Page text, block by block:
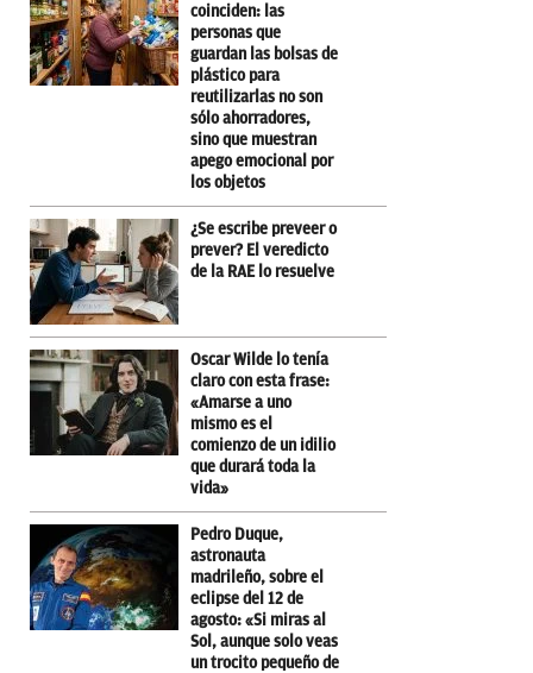
coinciden: las
personas que
guardan las bolsas de
plástico para
reutilizarlas no son
sólo ahorradores,
sino que muestran
apego emocional por
los objetos
¿Se escribe preveer o
prever? El veredicto
de la RAE lo resuelve
Oscar Wilde lo tenía
claro con esta frase:
«Amarse a uno
mismo es el
comienzo de un idilio
que durará toda la
vida»
Pedro Duque,
astronauta
madrileño, sobre el
eclipse del 12 de
agosto: «Si miras al
Sol, aunque solo veas
un trocito pequeño de